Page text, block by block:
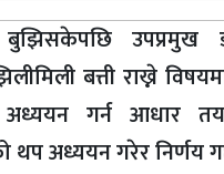
बुझिसकेपछि उपप्रमुख
बत्ती राख्ने
अध्ययन गर्न आधार
थप अध्ययन गरेर निर्णय